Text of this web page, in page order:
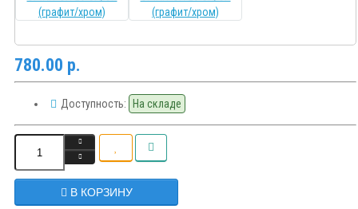
780.00 р.
Доступность: На складе
В КОРЗИНУ